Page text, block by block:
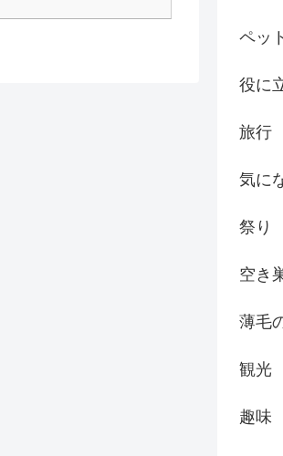
ペッ
役に
旅行
気に
祭り
空き
薄毛
観光
趣味